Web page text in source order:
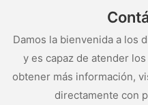
Damos la bienvenida a los
y es capaz de atender
obtener más información,
directamente con